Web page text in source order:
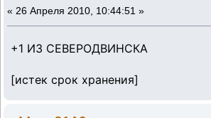
« 26 Апреля 2010, 10:44:51 »
+1 ИЗ СЕВЕРОДВИНСКА
[истек срок хранения]